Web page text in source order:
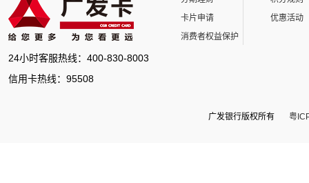
24小时客服热线：400-830-8003
信用卡热线：95508
卡片申请
消费者权益保护
优惠活动
广发银行版权所有 粤